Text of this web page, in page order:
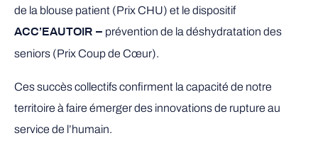
de la blouse patient (Prix CHU) et le dispositif
ACC’EAUTOIR – prévention de la déshydratation des
seniors (Prix Coup de Cœur).
Ces succès collectifs confirment la capacité de notre
territoire à faire émerger des innovations de rupture au
service de l’humain.